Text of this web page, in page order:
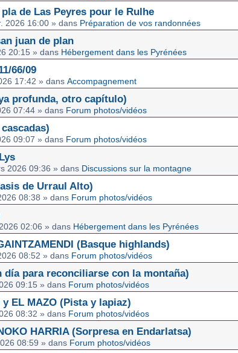
de Las Peyres pour le Rulhe
2026 16:00 » dans Préparation de vos randonnées
juan de plan
20:15 » dans Hébergement dans les Pyrénées
66/09
17:42 » dans Accompagnement
profunda, otro capítulo)
07:44 » dans Forum photos/vidéos
09:07 » dans Forum photos/vidéos
2026 09:36 » dans Discussions sur la montagne
de Urraul Alto)
08:38 » dans Forum photos/vidéos
02:06 » dans Hébergement dans les Pyrénées
(Basque highlands)
08:52 » dans Forum photos/vidéos
día para reconciliarse con la montaña)
09:15 » dans Forum photos/vidéos
y EL MAZO (Pista y lapiaz)
08:32 » dans Forum photos/vidéos
HARRIA (Sorpresa en Endarlatsa)
08:59 » dans Forum photos/vidéos